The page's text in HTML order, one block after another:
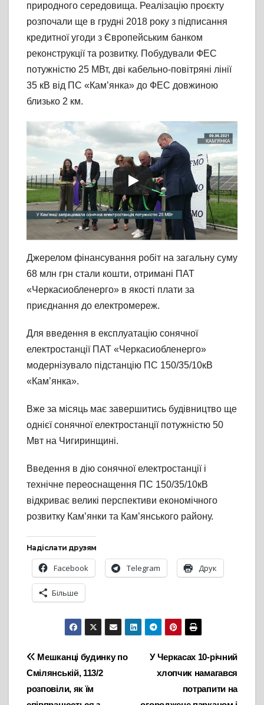
природного середовища. Реалізацію проєкту
розпочали ще в грудні 2018 року з підписання
кредитної угоди з Європейським банком
реконструкції та розвитку. Побудували ФЕС
потужністю 25 МВт, дві кабельно-повітряні лінії
35 кВ від ПС «Кам’янка» до ФЕС довжиною
близько 2 км.
Джерелом фінансування робіт на загальну суму
68 млн грн стали кошти, отримані ПАТ
«Черкасиобленерго» в якості плати за
приєднання до електромереж.
Для введення в експлуатацію сонячної
електростанції ПАТ «Черкасиобленерго»
модернізувало підстанцію ПС 150/35/10кВ
«Кам’янка».
Вже за місяць має завершитись будівництво ще
однієї сонячної електростанції потужністю 50
Мвт на Чигиринщині.
Введення в дію сонячної електростанції і
технічне переоснащення ПС 150/35/10кВ
відкриває великі перспективи економічного
розвитку Кам’янки та Кам’янського району.
Надіслати друзям
Facebook Telegram Друк
Більше
Навігація
записів
У Черкасах 10-річний
хлопчик намагався
потрапити на
Мешканці будинку по
Смілянській, 113/2
розповіли, як їм